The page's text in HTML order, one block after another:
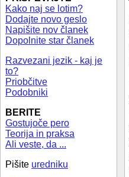
Kako naj se lotim?
Dodajte novo geslo
Napišite nov članek
Dopolnite star članek
Razvezani jezik - kaj je
to?
Priobčitve
Podobniki
BERITE
Gostujoče pero
Teorija in praksa
Ali veste, da ...
Pišite uredniku